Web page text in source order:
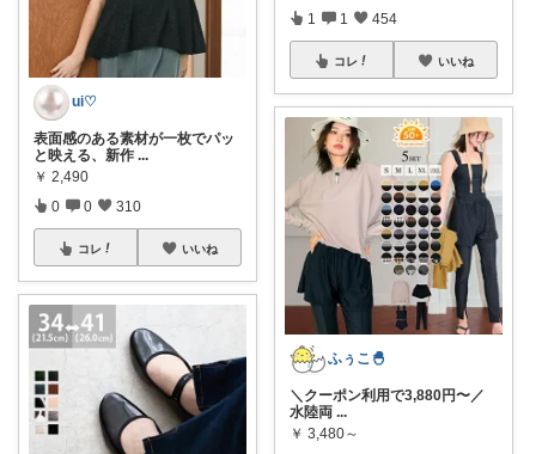
ui♡
表面感のある素材が一枚でパッ
と映える、新作 ...
￥ 2,490
0 0 310
コレ いいね
1 1 454
コレ いいね
ふぅこ🐣
＼クーポン利用で3,880円〜／
水陸両 ...
￥ 3,480～